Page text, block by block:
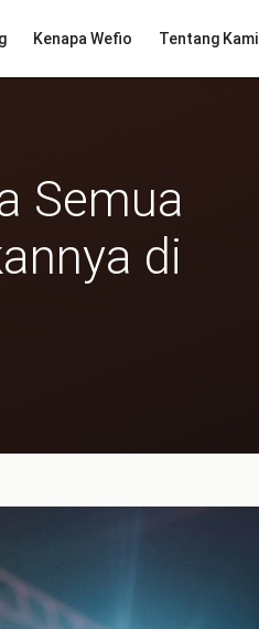
Kenapa Wefio Tentang Kami
Semua
di